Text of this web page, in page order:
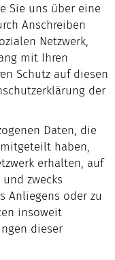
Sie uns über eine
Anschreiben
Netzwerk,
mit Ihren
Schutz auf diesen
der
Daten, die
haben,
erhalten, auf
zwecks
Anliegens oder zu
insoweit
dieser